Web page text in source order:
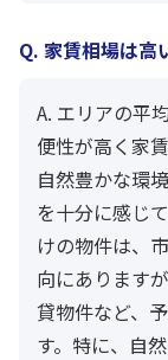
Q. 家賃相場は高
A. エリアの平
便性が高く家
自然豊かな環
を十分に感じ
けの物件は、
向にあります
貸物件など、
す。特に、自